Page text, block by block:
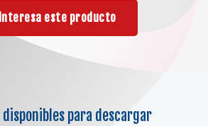
interesa este producto
disponibles para descargar